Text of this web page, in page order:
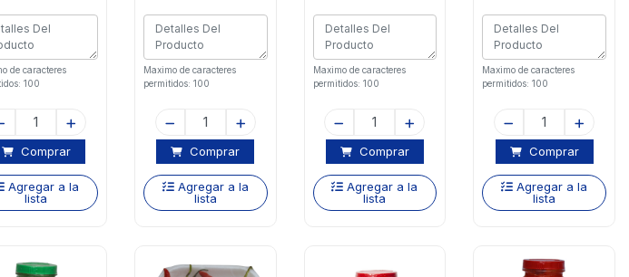
de caracteres
100
Comprar
Agregar a la
lista
Maximo de caracteres
permitidos: 100
Comprar
Agregar a la
lista
Maximo de caracteres
permitidos: 100
Comprar
Agregar a la
lista
Maximo de caracteres
permitidos: 100
Comprar
Agregar a la
lista